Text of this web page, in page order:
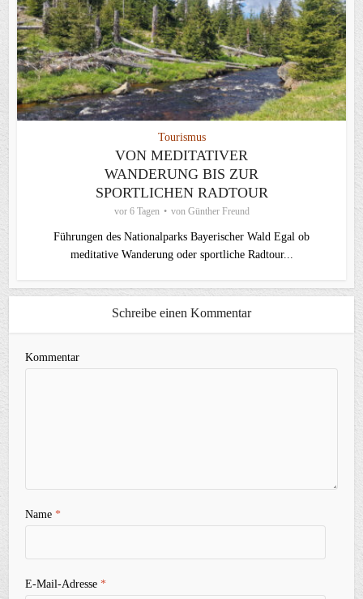
Tourismus
VON MEDITATIVER
WANDERUNG BIS ZUR
SPORTLICHEN RADTOUR
vor 6 Tagen von Günther Freund
Führungen des Nationalparks Bayerischer Wald Egal ob
meditative Wanderung oder sportliche Radtour...
Schreibe einen Kommentar
Kommentar
Name*
E-Mail-Adresse*